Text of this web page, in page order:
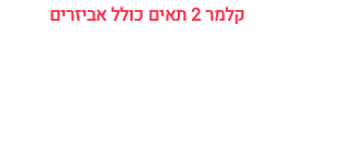
קלמר 2 תאים כולל אביזרים